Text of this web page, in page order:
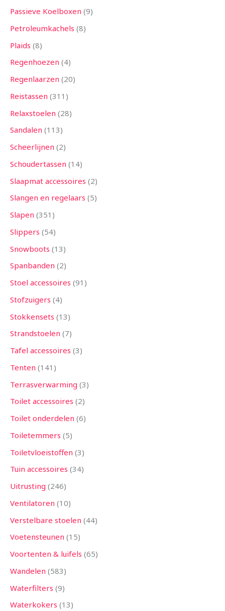
Passieve Koelboxen 9
Petroleumkachels 8
Plaids 8
Regenhoezen 4
Regenlaarzen 20
Reistassen 311
Relaxstoelen 28
Sandalen 113
Scheerlijnen 2
Schoudertassen 14
Slaapmat accessoires 2
Slangen en regelaars 5
Slapen 351
Slippers 54
Snowboots 13
Spanbanden 2
Stoel accessoires 91
Stofzuigers 4
Stokkensets 13
Strandstoelen 7
Tafel accessoires 3
Tenten 141
Terrasverwarming 3
Toilet accessoires 2
Toilet onderdelen 6
Toiletemmers 5
Toiletvloeistoffen 3
Tuin accessoires 34
Uitrusting 246
Ventilatoren 10
Verstelbare stoelen 44
Voetensteunen 15
Voortenten & luifels 65
Wandelen 583
Waterfilters 9
Waterkokers 13